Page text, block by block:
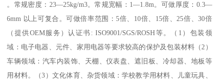
。常规密度：23—25kg/m3。常规宽幅：1—1.8m。可做厚度：0.3—
6mm 以上可复合。可做倍率范围：5倍、10倍、15倍、25倍、30倍
（提供OEM服务）认证书: ISO9001/SGS/ROSH等。（1）包装领
域：电子电器、元件、家用电器等要求较高的保护及包装材料（2）
车辆领域：汽车内装饰、天棚、仪表盘、遮旧板、冷却器、地板等
用材料。（3）文化体育、杂货领域：学校教学用材料、儿童玩具、